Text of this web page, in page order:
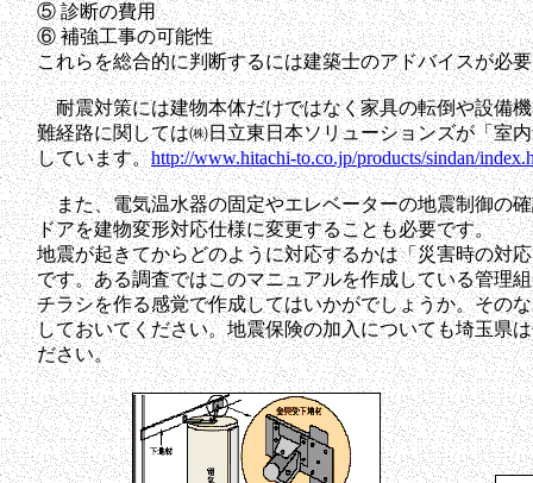
⑤ 診断の費用
⑥ 補強工事の可能性
これらを総合的に判断するには建築士のアドバイスが必
耐震対策には建物本体だけではなく家具の転倒や設備
難経路に関しては㈱日立東日本ソリューションズが「室
しています。http://www.hitachi-to.co.jp/products/sindan/
また、電気温水器の固定やエレベーターの地震制御の
ドアを建物変形対応仕様に変更することも必要です。
地震が起きてからどのように対応するかは「災害時の対
です。ある調査ではこのマニュアルを作成している管理
チラシを作る感覚で作成してはいかがでしょうか。その
しておいてください。地震保険の加入についても埼玉県
ださい。